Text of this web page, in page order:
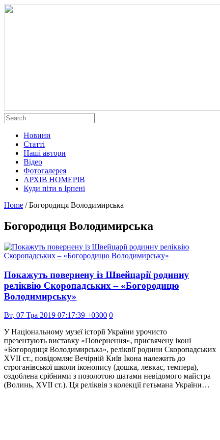
Новини
Статті
Наші автори
Відео
Фотогалерея
АРХІВ НОМЕРІВ
Куди піти в Ірпені
Home / Богородиця Володимирська
Богородиця Володимирська
Покажуть повернену із Швейцарії родинну
реліквію Скоропадських – «Богородицю
Володимирську»
Вт, 07 Тра 2019 07:17:39 +0300 0
У Національному музеї історії України урочисто
презентують виставку «Повернення», присвячену іконі
«Богородиця Володимирська», реліквії родини Скоропадських
ХVІІ ст., повідомляє Вечірній Київ Ікона належить до
строганівської школи іконопису (дошка, левкас, темпера),
оздоблена срібними з позолотою шатами невідомого майстра
(Волинь, XVII ст.). Ця реліквія з колекції гетьмана України…